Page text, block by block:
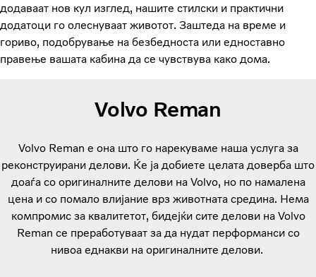
додаваат нов кул изглед, нашите стилски и практични
додатоци го олеснуваат животот. Заштеда на време и
гориво, подобрување на безбедноста или едноставно
правење вашата кабина да се чувствува како дома.
Volvo Reman
Volvo Reman е она што го нарекуваме наша услуга за
реконструирани делови. Ќе ја добиете целата доверба што
доаѓа со оригиналните делови на Volvo, но по намалена
цена и со помало влијание врз животната средина. Нема
компромис за квалитетот, бидејќи сите делови на Volvo
Reman се преработуваат за да нудат перформанси со
нивоа еднакви на оригиналните делови.